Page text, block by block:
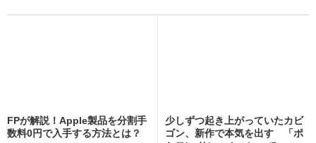
FPが解説！Apple製品を分割手
数料0円で入手する方法とは？
少しずつ起き上がっていたカビ
ゴン、新作で本気を出す 「ポ